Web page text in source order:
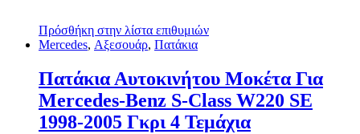
Πρόσθήκη στην λίστα επιθυμιών
Mercedes, Αξεσουάρ, Πατάκια
Πατάκια Αυτοκινήτου Μοκέτα Για
Mercedes-Benz S-Class W220 SE
1998-2005 Γκρι 4 Τεμάχια